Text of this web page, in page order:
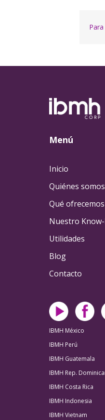
Menú
Inicio
Quiénes somos
Qué ofrecemos
Nuestro
Utilidades
Blog
Contacto
IBMH México
IBMH Perú
IBMH Guatemala
IBMH Rep.
IBMH Costa Rica
IBMH Indonesia
IBMH Vietnam